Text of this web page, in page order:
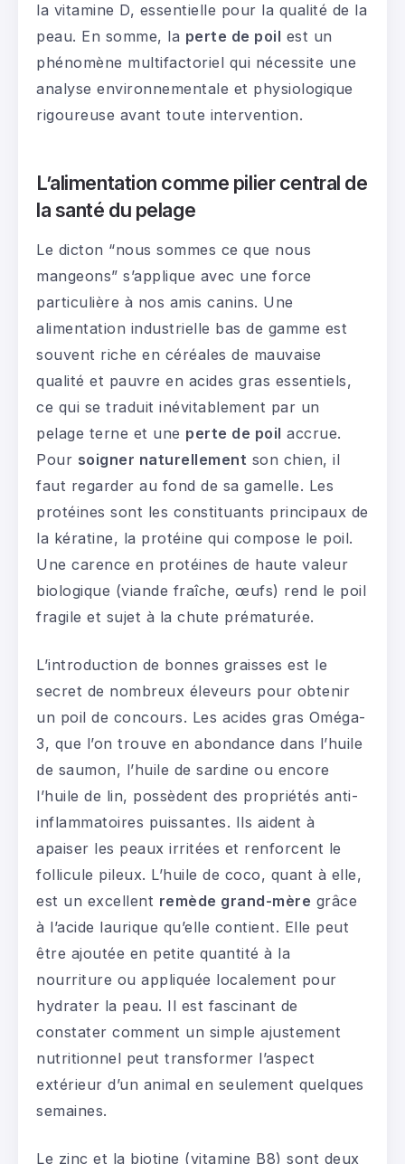
la vitamine D, essentielle pour la qualité de la
peau. En somme, la perte de poil est un
phénomène multifactoriel qui nécessite une
analyse environnementale et physiologique
rigoureuse avant toute intervention.
L’alimentation comme pilier central de
la santé du pelage
Le dicton “nous sommes ce que nous
mangeons” s’applique avec une force
particulière à nos amis canins. Une
alimentation industrielle bas de gamme est
souvent riche en céréales de mauvaise
qualité et pauvre en acides gras essentiels,
ce qui se traduit inévitablement par un
pelage terne et une perte de poil accrue.
Pour soigner naturellement son chien, il
faut regarder au fond de sa gamelle. Les
protéines sont les constituants principaux de
la kératine, la protéine qui compose le poil.
Une carence en protéines de haute valeur
biologique (viande fraîche, œufs) rend le poil
fragile et sujet à la chute prématurée.
L’introduction de bonnes graisses est le
secret de nombreux éleveurs pour obtenir
un poil de concours. Les acides gras Oméga-
3, que l’on trouve en abondance dans l’huile
de saumon, l’huile de sardine ou encore
l’huile de lin, possèdent des propriétés anti-
inflammatoires puissantes. Ils aident à
apaiser les peaux irritées et renforcent le
follicule pileux. L’huile de coco, quant à elle,
est un excellent remède grand-mère grâce
à l’acide laurique qu’elle contient. Elle peut
être ajoutée en petite quantité à la
nourriture ou appliquée localement pour
hydrater la peau. Il est fascinant de
constater comment un simple ajustement
nutritionnel peut transformer l’aspect
extérieur d’un animal en seulement quelques
semaines.
Le zinc et la biotine (vitamine B8) sont deux